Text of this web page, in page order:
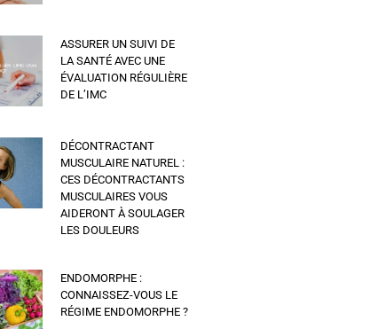
ASSURER UN SUIVI DE
LA SANTÉ AVEC UNE
ÉVALUATION RÉGULIÈRE
DE L’IMC
DÉCONTRACTANT
MUSCULAIRE NATUREL :
CES DÉCONTRACTANTS
MUSCULAIRES VOUS
AIDERONT À SOULAGER
LES DOULEURS
ENDOMORPHE :
CONNAISSEZ-VOUS LE
RÉGIME ENDOMORPHE ?